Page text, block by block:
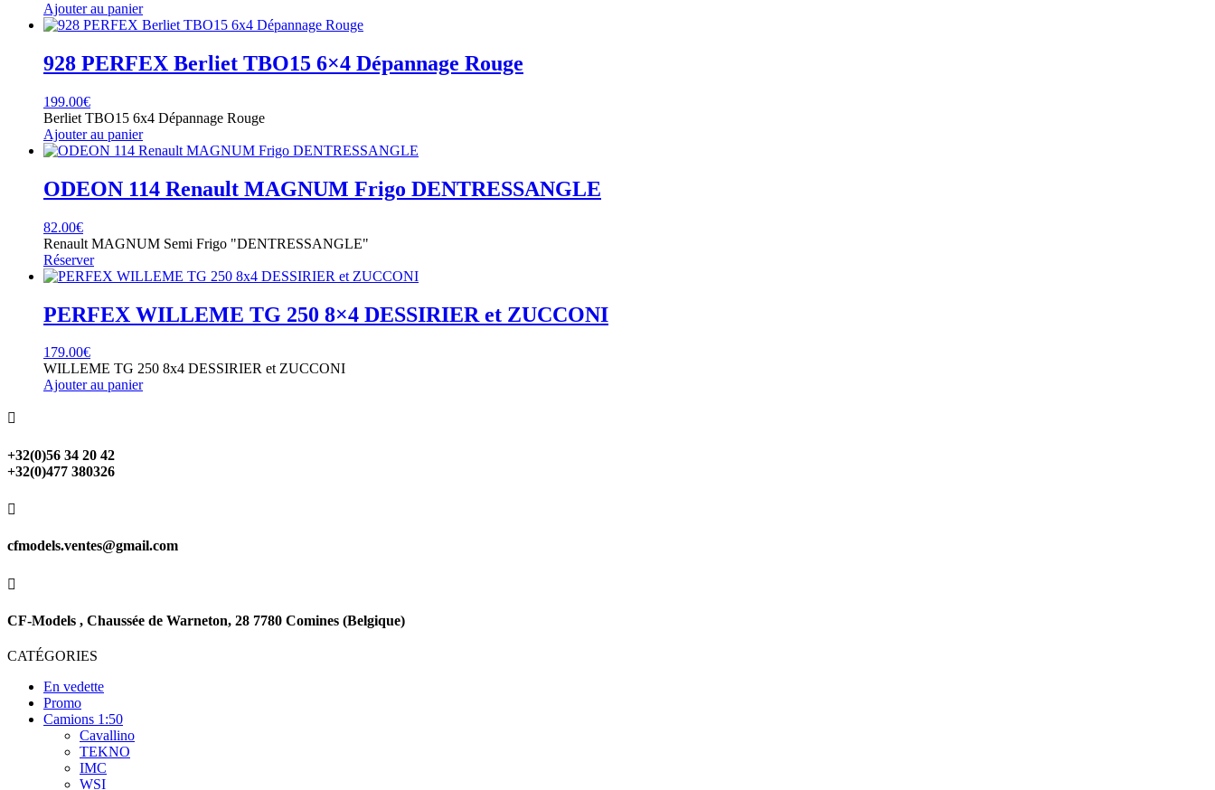
Ajouter au panier
928 PERFEX Berliet TBO15 6×4 Dépannage Rouge
199.00€
Berliet TBO15 6x4 Dépannage Rouge
Ajouter au panier
ODEON 114 Renault MAGNUM Frigo DENTRESSANGLE
82.00€
Renault MAGNUM Semi Frigo "DENTRESSANGLE"
Réserver
PERFEX WILLEME TG 250 8×4 DESSIRIER et ZUCCONI
179.00€
WILLEME TG 250 8x4 DESSIRIER et ZUCCONI
Ajouter au panier

+32(0)56 34 20 42
+32(0)477 380326

cfmodels.ventes@gmail.com

CF-Models , Chaussée de Warneton, 28 7780 Comines (Belgique)
CATÉGORIES
En vedette
Promo
Camions 1:50
Cavallino
TEKNO
IMC
WSI